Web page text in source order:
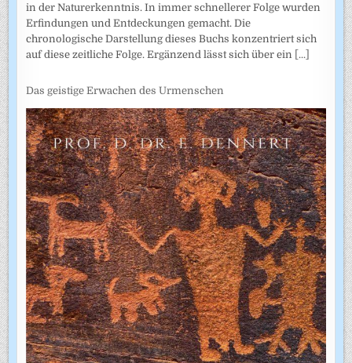
in der Naturerkenntnis. In immer schnellerer Folge wurden
Erfindungen und Entdeckungen gemacht. Die
chronologische Darstellung dieses Buchs konzentriert sich
auf diese zeitliche Folge. Ergänzend lässt sich über ein [...]
Das geistige Erwachen des Urmenschen